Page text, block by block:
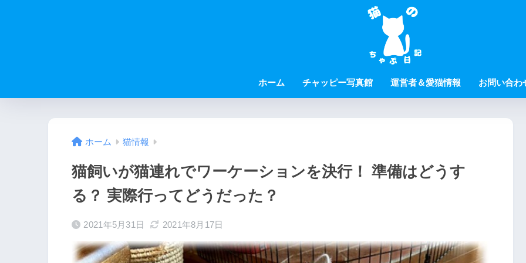
ホーム チャッピー写真館 運営者＆愛猫情報 お問い合わ
ホーム 猫情報
猫飼いが猫連れでワーケーションを決行！ 準備はどうす
る？ 実際行ってどうだった？
2021年5月31日 2021年8月17日